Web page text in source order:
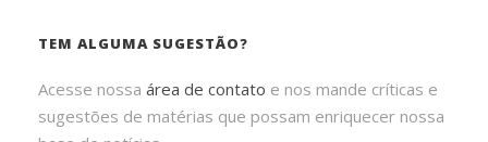
TEM ALGUMA SUGESTÃO?
Acesse nossa área de contato e nos mande críticas e
sugestões de matérias que possam enriquecer nossa